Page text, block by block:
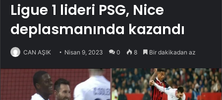
Ligue 1 lideri PSG, Nice
deplasmanında kazandı
CAN AŞIK Nisan 9, 2023 0 8 Bir dakikadan az